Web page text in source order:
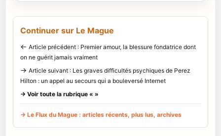
Continuer sur Le Mague
← Article précédent : Premier amour, la blessure fondatrice dont
on ne guérit jamais vraiment
→ Article suivant : Les graves difficultés psychiques de Perez
Hilton : un appel au secours qui a bouleversé Internet
→ Voir toute la rubrique « »
→ Le Flux du Mague : articles récents, plus lus, archives